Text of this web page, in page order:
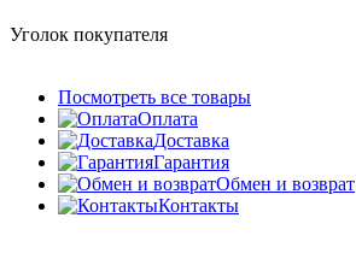
Уголок покупателя
Посмотреть все товары
Оплата
Доставка
Гарантия
Обмен и возврат
Контакты